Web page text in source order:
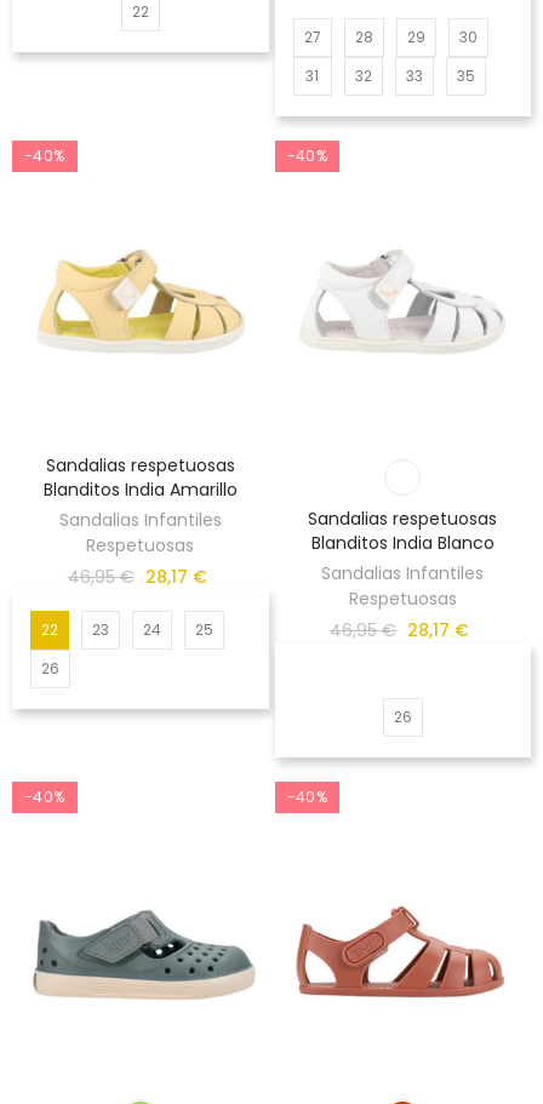
22
27 28 29
30
31
32 33 35
-40%
Sandalias respetuosas
Blanditos India Amarillo
Sandalias Infantiles
Respetuosas
46,95 € 28,17 €
22 23 24
25
26
-40%
Sandalias respetuosas
Blanditos India Blanco
Sandalias Infantiles
Respetuosas
46,95 € 28,17 €
26
-40% -40%